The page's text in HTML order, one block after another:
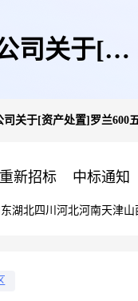
司关于[资
司关于[资产处置]罗兰600
重新招标 中标通知
湖北四川 河北河南天津山